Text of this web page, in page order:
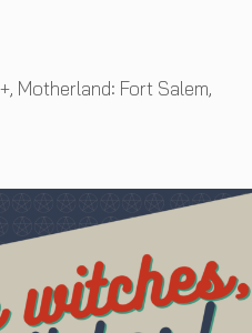
, Motherland: Fort Salem,